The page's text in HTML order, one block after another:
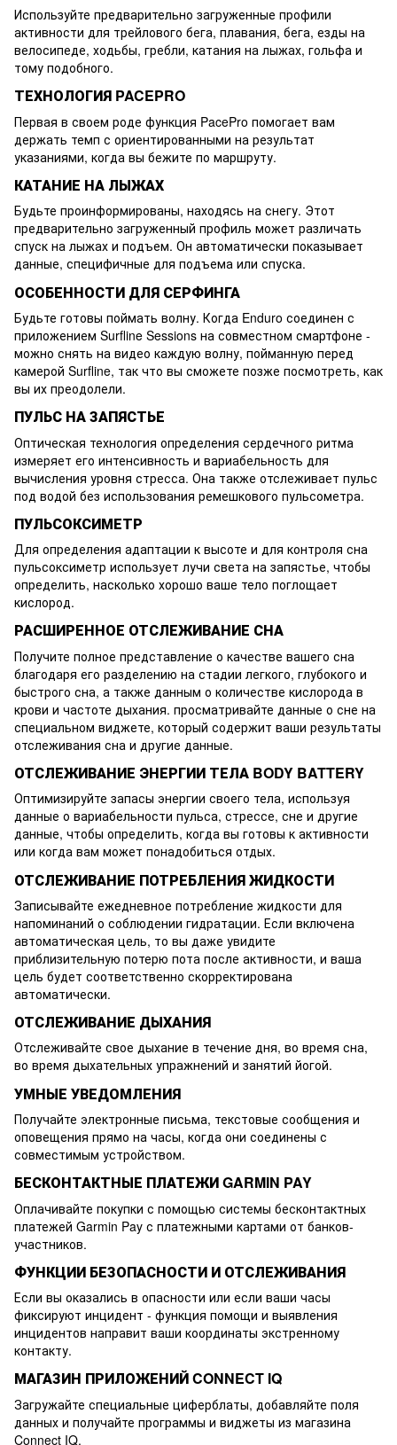
Используйте предварительно загруженные профили
активности для трейлового бега, плавания, бега, езды на
велосипеде, ходьбы, гребли, катания на лыжах, гольфа и
тому подобного.
ТЕХНОЛОГИЯ PACEPRO
Первая в своем роде функция PacePro помогает вам
держать темп с ориентированными на результат
указаниями, когда вы бежите по маршруту.
КАТАНИЕ НА ЛЫЖАХ
Будьте проинформированы, находясь на снегу. Этот
предварительно загруженный профиль может различать
спуск на лыжах и подъем. Он автоматически показывает
данные, специфичные для подъема или спуска.
ОСОБЕННОСТИ ДЛЯ СЕРФИНГА
Будьте готовы поймать волну. Когда Enduro соединен с
приложением Surfline Sessions на совместном смартфоне -
можно снять на видео каждую волну, пойманную перед
камерой Surfline, так что вы сможете позже посмотреть, как
вы их преодолели.
ПУЛЬС НА ЗАПЯСТЬЕ
Оптическая технология определения сердечного ритма
измеряет его интенсивность и вариабельность для
вычисления уровня стресса. Она также отслеживает пульс
под водой без использования ремешкового пульсометра.
ПУЛЬСОКСИМЕТР
Для определения адаптации к высоте и для контроля сна
пульсоксиметр использует лучи света на запястье, чтобы
определить, насколько хорошо ваше тело поглощает
кислород.
РАСШИРЕННОЕ ОТСЛЕЖИВАНИЕ СНА
Получите полное представление о качестве вашего сна
благодаря его разделению на стадии легкого, глубокого и
быстрого сна, а также данным о количестве кислорода в
крови и частоте дыхания. просматривайте данные о сне на
специальном виджете, который содержит ваши результаты
отслеживания сна и другие данные.
ОТСЛЕЖИВАНИЕ ЭНЕРГИИ ТЕЛА BODY BATTERY
Оптимизируйте запасы энергии своего тела, используя
данные о вариабельности пульса, стрессе, сне и другие
данные, чтобы определить, когда вы готовы к активности
или когда вам может понадобиться отдых.
ОТСЛЕЖИВАНИЕ ПОТРЕБЛЕНИЯ ЖИДКОСТИ
Записывайте ежедневное потребление жидкости для
напоминаний о соблюдении гидратации. Если включена
автоматическая цель, то вы даже увидите
приблизительную потерю пота после активности, и ваша
цель будет соответственно скорректирована
автоматически.
ОТСЛЕЖИВАНИЕ ДЫХАНИЯ
Отслеживайте свое дыхание в течение дня, во время сна,
во время дыхательных упражнений и занятий йогой.
УМНЫЕ УВЕДОМЛЕНИЯ
Получайте электронные письма, текстовые сообщения и
оповещения прямо на часы, когда они соединены с
совместимым устройством.
БЕСКОНТАКТНЫЕ ПЛАТЕЖИ GARMIN PAY
Оплачивайте покупки с помощью системы бесконтактных
платежей Garmin Pay с платежными картами от банков-
участников.
ФУНКЦИИ БЕЗОПАСНОСТИ И ОТСЛЕЖИВАНИЯ
Если вы оказались в опасности или если ваши часы
фиксируют инцидент - функция помощи и выявления
инцидентов направит ваши координаты экстренному
контакту.
МАГАЗИН ПРИЛОЖЕНИЙ CONNECT IQ
Загружайте специальные циферблаты, добавляйте поля
данных и получайте программы и виджеты из магазина
Connect IQ.